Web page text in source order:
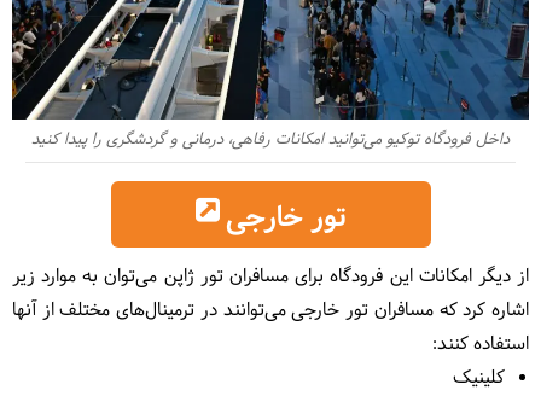
داخل فرودگاه توکیو می‌توانید امکانات رفاهی، درمانی و گردشگری را پیدا کنید
تور خارجی
از دیگر امکانات این فرودگاه برای مسافران تور ژاپن می‌توان به موارد زیر
اشاره کرد که مسافران تور خارجی می‌توانند در ترمینال‌های مختلف از آنها
استفاده کنند:
کلینیک